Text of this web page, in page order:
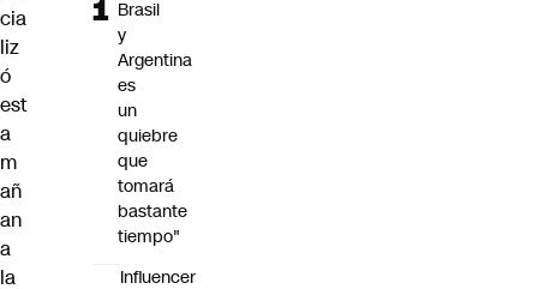
cia
liz
ó
est
a
m
añ
an
a
la
Brasil
y
Argentina
es
un
quiebre
que
tomará
bastante
tiempo"
Influencer